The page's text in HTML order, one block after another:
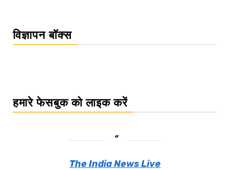
विज्ञापन बॉक्स
हमारे फेसबुक को लाइक करें
The India News Live